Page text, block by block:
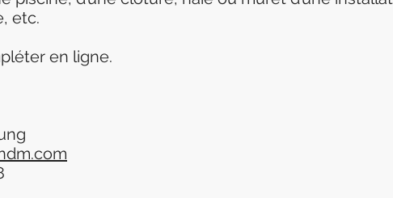
etc.
en ligne.